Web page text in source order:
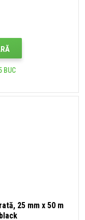
BUC
25 mm x 50 m